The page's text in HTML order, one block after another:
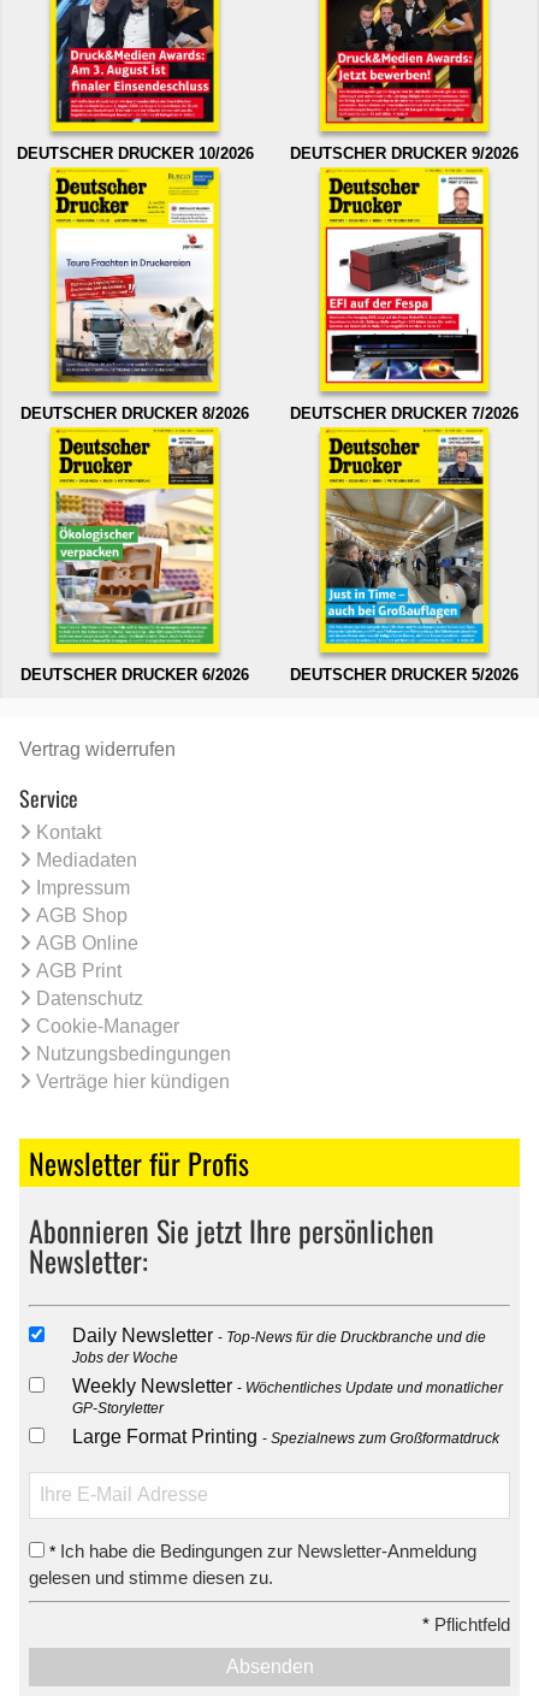
DEUTSCHER DRUCKER 10/2026 DEUTSCHER DRUCKER 9/2026
DEUTSCHER DRUCKER 8/2026 DEUTSCHER DRUCKER 7/2026
DEUTSCHER DRUCKER 6/2026 DEUTSCHER DRUCKER 5/2026
Vertrag widerrufen
Service
Kontakt
Mediadaten
Impressum
AGB Shop
AGB Online
AGB Print
Datenschutz
Cookie-Manager
Nutzungsbedingungen
Verträge hier kündigen
Newsletter für Profis
Abonnieren Sie jetzt Ihre persönlichen
Newsletter:
Daily Newsletter
Top-News für die Druckbranche und die
Jobs der Woche
Weekly Newsletter
Wöchentliches Update und monatlicher
GP-Storyletter
Large Format Printing Spezialnews zum Großformatdruck
* Ich habe die Bedingungen zur Newsletter-Anmeldung
gelesen und stimme diesen zu.
* Pflichtfeld
Absenden